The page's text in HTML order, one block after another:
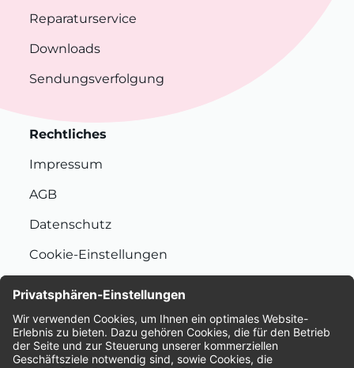
Reparaturservice
Downloads
Sendungsverfolgung
Rechtliches
Impressum
AGB
Datenschutz
Cookie-Einstellungen
Bewertungen